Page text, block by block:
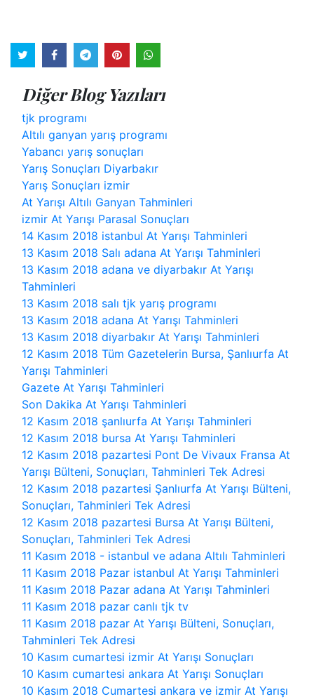
Diğer Blog Yazıları
tjk programı
Altılı ganyan yarış programı
Yabancı yarış sonuçları
Yarış Sonuçları Diyarbakır
Yarış Sonuçları izmir
At Yarışı Altılı Ganyan Tahminleri
izmir At Yarışı Parasal Sonuçları
14 Kasım 2018 istanbul At Yarışı Tahminleri
13 Kasım 2018 Salı adana At Yarışı Tahminleri
13 Kasım 2018 adana ve diyarbakır At Yarışı
Tahminleri
13 Kasım 2018 salı tjk yarış programı
13 Kasım 2018 adana At Yarışı Tahminleri
13 Kasım 2018 diyarbakır At Yarışı Tahminleri
12 Kasım 2018 Tüm Gazetelerin Bursa, Şanlıurfa At
Yarışı Tahminleri
Gazete At Yarışı Tahminleri
Son Dakika At Yarışı Tahminleri
12 Kasım 2018 şanlıurfa At Yarışı Tahminleri
12 Kasım 2018 bursa At Yarışı Tahminleri
12 Kasım 2018 pazartesi Pont De Vivaux Fransa At
Yarışı Bülteni, Sonuçları, Tahminleri Tek Adresi
12 Kasım 2018 pazartesi Şanlıurfa At Yarışı Bülteni,
Sonuçları, Tahminleri Tek Adresi
12 Kasım 2018 pazartesi Bursa At Yarışı Bülteni,
Sonuçları, Tahminleri Tek Adresi
11 Kasım 2018 - istanbul ve adana Altılı Tahminleri
11 Kasım 2018 Pazar istanbul At Yarışı Tahminleri
11 Kasım 2018 Pazar adana At Yarışı Tahminleri
11 Kasım 2018 pazar canlı tjk tv
11 Kasım 2018 pazar At Yarışı Bülteni, Sonuçları,
Tahminleri Tek Adresi
10 Kasım cumartesi izmir At Yarışı Sonuçları
10 Kasım cumartesi ankara At Yarışı Sonuçları
10 Kasım 2018 Cumartesi ankara ve izmir At Yarışı